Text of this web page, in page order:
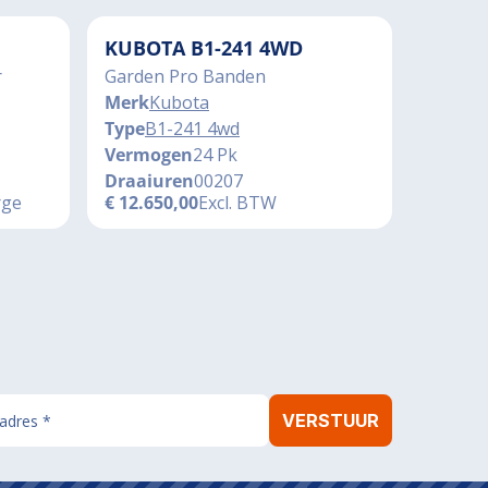
KUBOTA B1-241 4WD
Garden Pro Banden
MerkKubota
TypeB1-241 4wd
Vermogen24 Pk
Draaiuren00207
€ 12.650,00Excl. BTW